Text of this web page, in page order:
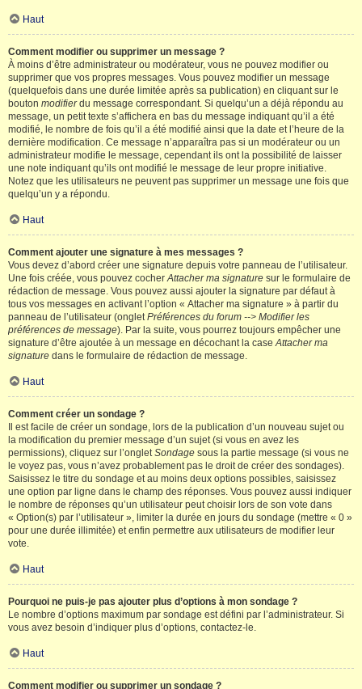
Haut
Comment modifier ou supprimer un message ?
À moins d’être administrateur ou modérateur, vous ne pouvez modifier ou
supprimer que vos propres messages. Vous pouvez modifier un message
(quelquefois dans une durée limitée après sa publication) en cliquant sur le
bouton modifierdu message correspondant. Si quelqu’un a déjà répondu au
message, un petit texte s’affichera en bas du message indiquant qu’il a été
modifié, le nombre de fois qu’il a été modifié ainsi que la date et l’heure de la
dernière modification. Ce message n’apparaîtra pas si un modérateur ou un
administrateur modifie le message, cependant ils ont la possibilité de laisser
une note indiquant qu’ils ont modifié le message de leur propre initiative.
Notez que les utilisateurs ne peuvent pas supprimer un message une fois que
quelqu’un y a répondu.
Haut
Comment ajouter une signature à mes messages ?
Vous devez d’abord créer une signature depuis votre panneau de l’utilisateur.
Une fois créée, vous pouvez cocherAttacher ma signature sur le formulaire de
rédaction de message. Vous pouvez aussi ajouter la signature par défaut à
tous vos messages en activant l’option « Attacher ma signature » à partir du
panneau de l’utilisateur (ongletPréférences du forum --> Modifier les
préférences de message). Par la suite, vous pourrez toujours empêcher une
signature d’être ajoutée à un message en décochant la caseAttacher ma
signature dans le formulaire de rédaction de message.
Haut
Comment créer un sondage ?
Il est facile de créer un sondage, lors de la publication d’un nouveau sujet ou
la modification du premier message d’un sujet (si vous en avez les
permissions), cliquez sur l’ongletSondage sous la partie message (si vous ne
le voyez pas, vous n’avez probablement pas le droit de créer des sondages).
Saisissez le titre du sondage et au moins deux options possibles, saisissez
une option par ligne dans le champ des réponses. Vous pouvez aussi indiquer
le nombre de réponses qu’un utilisateur peut choisir lors de son vote dans
« Option(s) par l’utilisateur », limiter la durée en jours du sondage (mettre « 0 »
pour une durée illimitée) et enfin permettre aux utilisateurs de modifier leur
vote.
Haut
Pourquoi ne puis-je pas ajouter plus d’options à mon sondage ?
Le nombre d’options maximum par sondage est défini par l’administrateur. Si
vous avez besoin d’indiquer plus d’options, contactez-le.
Haut
Comment modifier ou supprimer un sondage ?